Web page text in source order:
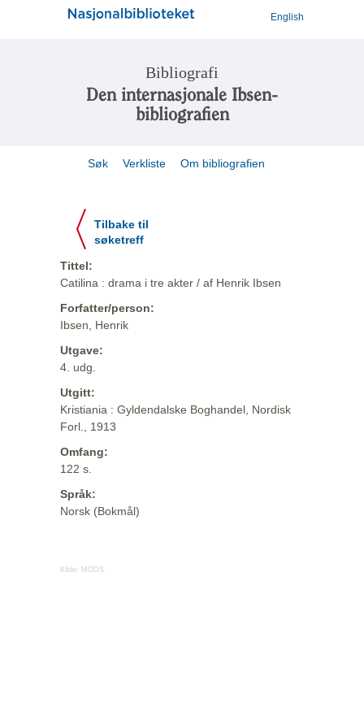
English
Bibliografi
Den internasjonale Ibsen-
bibliografien
Søk Verkliste Om bibliografien
Tilbake til
søketreff
Tittel:
Catilina : drama i tre akter / af Henrik Ibsen
Forfatter/person:
Ibsen, Henrik
Utgave:
4. udg.
Utgitt:
Kristiania : Gyldendalske Boghandel, Nordisk
Forl., 1913
Omfang:
122 s.
Språk:
Norsk (Bokmål)
Kilde: MODS